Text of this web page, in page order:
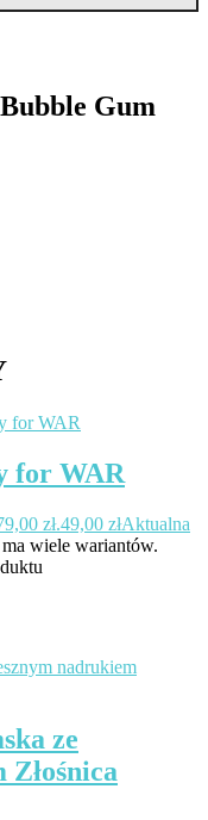
Gum
for WAR
zł.49,00 złAktualna
wiele wariantów.
ze